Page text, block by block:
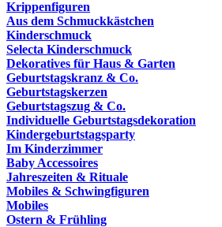
Krippenfiguren
Aus dem Schmuckkästchen
Kinderschmuck
Selecta Kinderschmuck
Dekoratives für Haus & Garten
Geburtstagskranz & Co.
Geburtstagskerzen
Geburtstagszug & Co.
Individuelle Geburtstagsdekoration
Kindergeburtstagsparty
Im Kinderzimmer
Baby Accessoires
Jahreszeiten & Rituale
Mobiles & Schwingfiguren
Mobiles
Ostern & Frühling